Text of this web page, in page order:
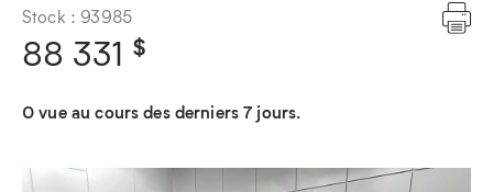
Stock : 93985
88 331 $
0 vue au cours des derniers 7 jours.